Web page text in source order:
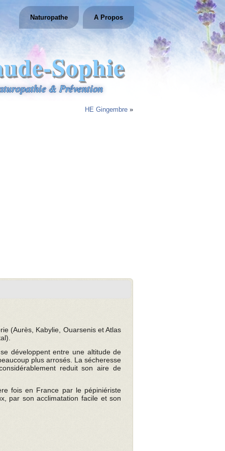
Sophie
& Prévention
Naturopathe A Propos
HE Gingembre »
(Aurès, Kabylie, Ouarsenis et Atlas
développent entre une altitude de
plus arrosés. La sécheresse
reduit son aire de
fois en France par le pépiniériste
par son acclimatation facile et son